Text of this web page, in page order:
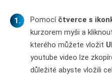
Pomocíčtverce s
kurzorem myši a
kterého můžete vložit
youtube video lze
důležité abyste vložili